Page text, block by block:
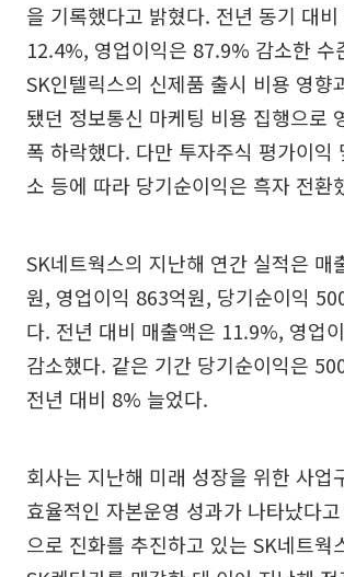
을 기록했다고 밝혔다. 전년 동기 대
12.4%, 영업이익은 87.9% 감소한 수
SK인텔릭스의 신제품 출시 비용 영향
됐던 정보통신 마케팅 비용 집행으로
폭 하락했다. 다만 투자주식 평가이익
소 등에 따라 당기순이익은 흑자 전환
SK네트웍스의 지난해 연간 실적은 매
원, 영업이익 863억원, 당기순이익
다. 전년 대비 매출액은 11.9%, 영업
감소했다. 같은 기간 당기순이익은
전년 대비 8% 늘었다.
회사는 지난해 미래 성장을 위한 사업
효율적인 자본운영 성과가 나타났다
으로 진화를 추진하고 있는 SK네트웍